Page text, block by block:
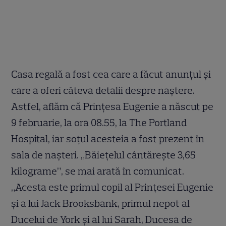
Casa regală a fost cea care a făcut anunțul și
care a oferi câteva detalii despre naștere.
Astfel, aflăm că Prințesa Eugenie a născut pe
9 februarie, la ora 08.55, la The Portland
Hospital, iar soțul acesteia a fost prezent în
sala de nașteri. „Băiețelul cântărește 3,65
kilograme”, se mai arată în comunicat.
„Acesta este primul copil al Prințesei Eugenie
și a lui Jack Brooksbank, primul nepot al
Ducelui de York și al lui Sarah, Ducesa de